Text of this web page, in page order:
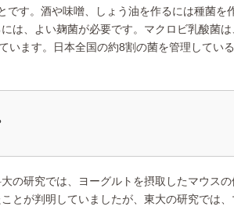
す。酒や味噌、しょう油を作るには種菌を
は、よい麹菌が必要です。マクロビ乳酸菌
います。日本全国の約8割の菌を管理してい
の研究では、ヨーグルトを摂取したマウス
とが判明していましたが、東大の研究では